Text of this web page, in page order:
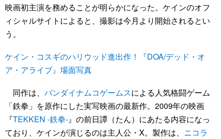
映画初主演を務めることが明らかになった。ケインのオフ
ィシャルサイトによると、撮影は今月より開始されるとい
う。
ケイン・コスギのハリウッド進出作！『DOA/デッド・オ
ア・アライブ』場面写真
同作は、 バンダイナムコゲームスによる人気格闘ゲーム
「鉄拳」を原作にした実写映画の最新作。2009年の映画
『TEKKEN -鉄拳-』の前日譚（たん）にあたる内容になっ
ており、ケインが演じるのは主人公・X。製作は、 ニコラ